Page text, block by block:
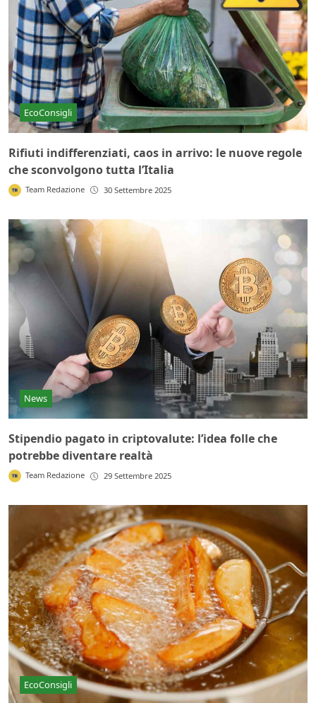
EcoConsigli
Rifiuti indifferenziati, caos in arrivo: le nuove regole
che sconvolgono tutta l’Italia
Team Redazione 30 Settembre 2025
News
Stipendio pagato in criptovalute: l’idea folle che
potrebbe diventare realtà
Team Redazione 29 Settembre 2025
EcoConsigli